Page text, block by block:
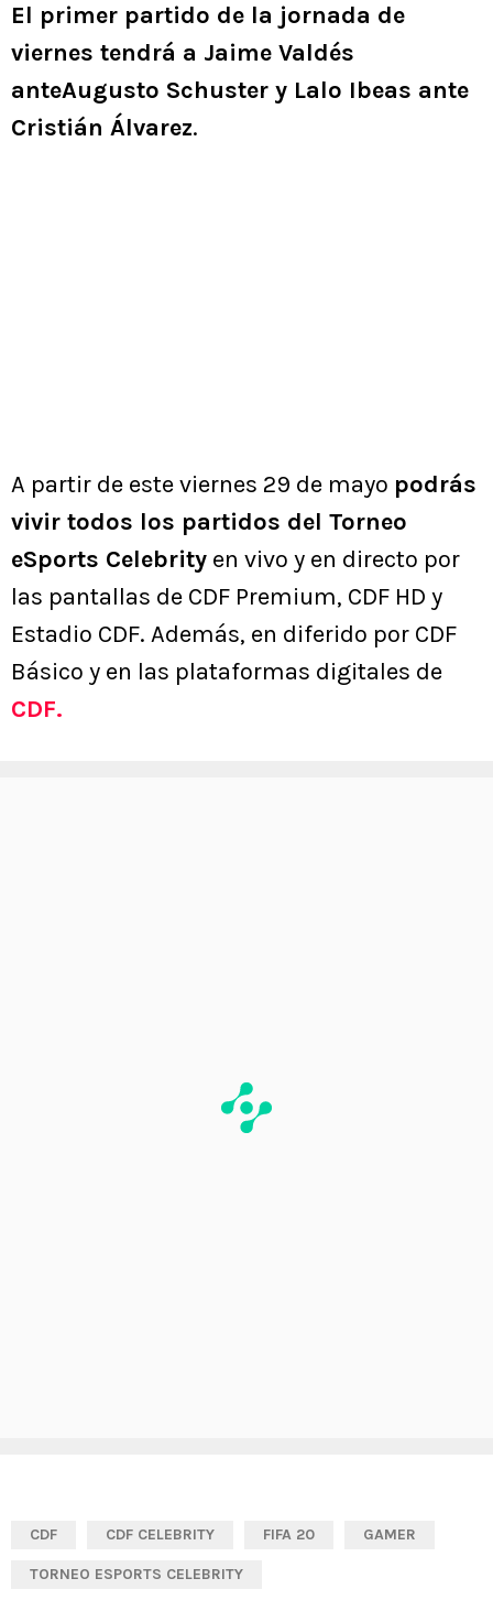
El primer partido de la jornada de
viernes tendrá a Jaime Valdés
anteAugusto Schuster y Lalo Ibeas ante
Cristián Álvarez.
A partir de este viernes 29 de mayo podrás
vivir todos los partidos del Torneo
eSports Celebrity en vivo y en directo por
las pantallas de CDF Premium, CDF HD y
Estadio CDF. Además, en diferido por CDF
Básico y en las plataformas digitales de
CDF.
CDF CDF CELEBRITY FIFA 20 GAMER
TORNEO ESPORTS CELEBRITY